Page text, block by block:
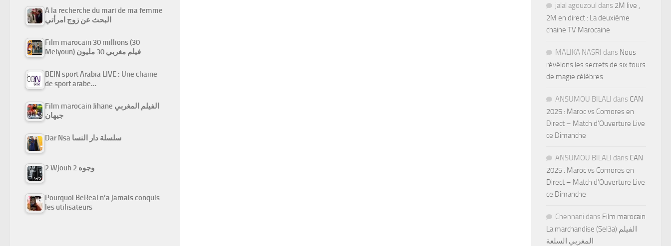
A la recherche du mari de ma femme
البحث عن زوج امرأتي
Film marocain 30 millions (30
Melyoun) فيلم مغربي 30 مليون
BEIN sport Arabia LIVE : Une chaine
de sport arabe…
Film marocain Jihane الفيلم المغربي
جيهان
Dar Nsa سلسلة دار النسا
2 Wjouh 2 وجوه
Pourquoi BeReal n’a jamais conquis
les utilisateurs
jalal agouzoul dans 2M live ,
2M en direct : La deuxième
chaine TV Marocaine
MALIKA NASRI dans Nous
révélons les secrets de six tours
de magie célèbres
ANSUMOU BILALI dans CAN
2025 : Maroc vs Comores en
Direct – Match d’Ouverture Live
ce Dimanche
ANSUMOU BILALI dans CAN
2025 : Maroc vs Comores en
Direct – Match d’Ouverture Live
ce Dimanche
Chennani dans Film marocain
La marchandise (Sel3a) الفيلم
المغربي السلعة